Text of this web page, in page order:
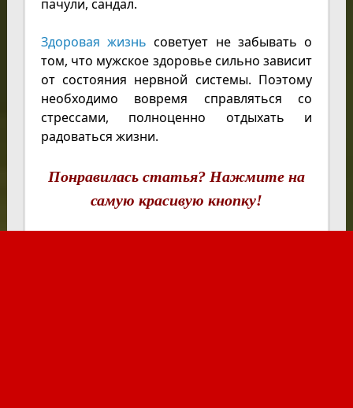
пачули, сандал.
Здоровая жизнь советует не забывать о
том, что мужское здоровье сильно зависит
от состояния нервной системы. Поэтому
необходимо вовремя справляться со
стрессами, полноценно отдыхать и
радоваться жизни.
Понравилась статья? Нажмите на
самую красивую кнопку!